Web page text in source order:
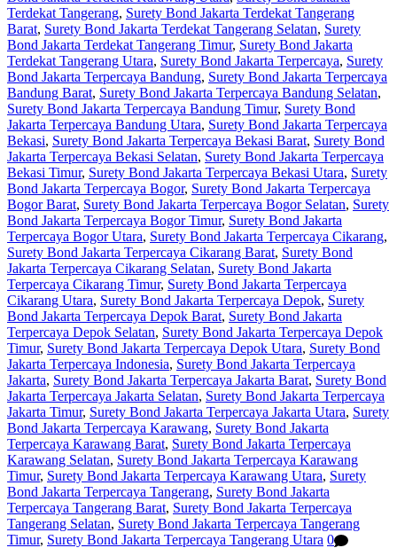
Terdekat Tangerang, Surety Bond Jakarta Terdekat Tangerang
Barat, Surety Bond Jakarta Terdekat Tangerang Selatan, Surety
Bond Jakarta Terdekat Tangerang Timur, Surety Bond Jakarta
Terdekat Tangerang Utara, Surety Bond Jakarta Terpercaya, Surety
Bond Jakarta Terpercaya Bandung, Surety Bond Jakarta Terpercaya
Bandung Barat, Surety Bond Jakarta Terpercaya Bandung Selatan,
Surety Bond Jakarta Terpercaya Bandung Timur, Surety Bond
Jakarta Terpercaya Bandung Utara, Surety Bond Jakarta Terpercaya
Bekasi, Surety Bond Jakarta Terpercaya Bekasi Barat, Surety Bond
Jakarta Terpercaya Bekasi Selatan, Surety Bond Jakarta Terpercaya
Bekasi Timur, Surety Bond Jakarta Terpercaya Bekasi Utara, Surety
Bond Jakarta Terpercaya Bogor, Surety Bond Jakarta Terpercaya
Bogor Barat, Surety Bond Jakarta Terpercaya Bogor Selatan, Surety
Bond Jakarta Terpercaya Bogor Timur, Surety Bond Jakarta
Terpercaya Bogor Utara, Surety Bond Jakarta Terpercaya Cikarang,
Surety Bond Jakarta Terpercaya Cikarang Barat, Surety Bond
Jakarta Terpercaya Cikarang Selatan, Surety Bond Jakarta
Terpercaya Cikarang Timur, Surety Bond Jakarta Terpercaya
Cikarang Utara, Surety Bond Jakarta Terpercaya Depok, Surety
Bond Jakarta Terpercaya Depok Barat, Surety Bond Jakarta
Terpercaya Depok Selatan, Surety Bond Jakarta Terpercaya Depok
Timur, Surety Bond Jakarta Terpercaya Depok Utara, Surety Bond
Jakarta Terpercaya Indonesia, Surety Bond Jakarta Terpercaya
Jakarta, Surety Bond Jakarta Terpercaya Jakarta Barat, Surety Bond
Jakarta Terpercaya Jakarta Selatan, Surety Bond Jakarta Terpercaya
Jakarta Timur, Surety Bond Jakarta Terpercaya Jakarta Utara, Surety
Bond Jakarta Terpercaya Karawang, Surety Bond Jakarta
Terpercaya Karawang Barat, Surety Bond Jakarta Terpercaya
Karawang Selatan, Surety Bond Jakarta Terpercaya Karawang
Timur, Surety Bond Jakarta Terpercaya Karawang Utara, Surety
Bond Jakarta Terpercaya Tangerang, Surety Bond Jakarta
Terpercaya Tangerang Barat, Surety Bond Jakarta Terpercaya
Tangerang Selatan, Surety Bond Jakarta Terpercaya Tangerang
Timur, Surety Bond Jakarta Terpercaya Tangerang Utara 0